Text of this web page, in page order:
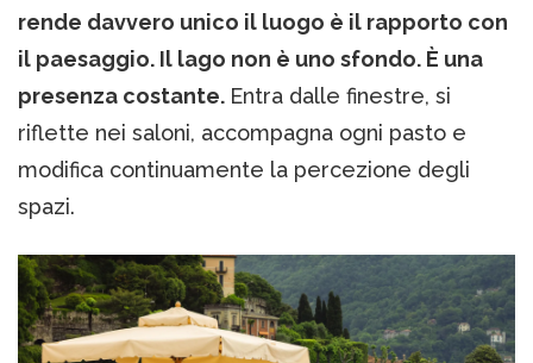
rende davvero unico il luogo è il rapporto con
il paesaggio. Il lago non è uno sfondo. È una
presenza costante. Entra dalle finestre, si
riflette nei saloni, accompagna ogni pasto e
modifica continuamente la percezione degli
spazi.